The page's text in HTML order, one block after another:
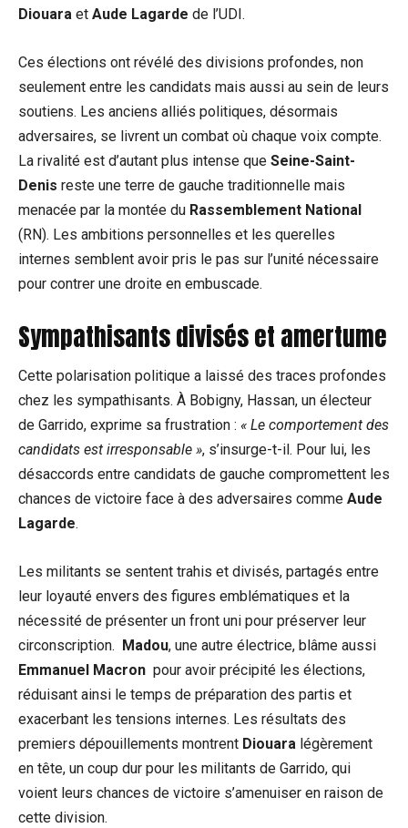
Diouara et Aude Lagarde de l’UDI.
Ces élections ont révélé des ‌divisions profondes, non
seulement entre les candidats mais aussi au sein de leurs
soutiens. Les anciens ⁤alliés politiques, désormais
adversaires, se livrent ‍un combat où chaque voix compte.
La rivalité est d’autant plus intense que Seine-Saint-
Denis reste une terre de ⁤gauche traditionnelle mais
menacée par la ⁣montée‍ du Rassemblement National
(RN). Les ambitions personnelles et les querelles
internes semblent avoir pris le pas sur l’unité nécessaire
pour contrer une droite en embuscade.
Sympathisants divisés et amertume
Cette polarisation⁣ politique a laissé des traces profondes
chez les sympathisants. À Bobigny, Hassan,‍ un‌ électeur
de ​Garrido, exprime sa frustration : « Le comportement des
candidats est ⁣irresponsable », s’insurge-t-il. Pour ⁣lui, les
désaccords entre candidats⁣ de gauche compromettent les
‍chances de victoire face à des adversaires comme Aude
Lagarde.
Les militants se sentent trahis ‍et divisés, partagés ‌entre
leur loyauté envers des figures emblématiques et la
nécessité de présenter ⁢un front uni pour⁤ préserver leur
circonscription. ‍ Madou, ​une autre électrice, blâme aussi
Emmanuel Macron ‌ pour avoir précipité les ⁢élections,
réduisant ainsi le temps ⁤de préparation⁣ des partis et
exacerbant les tensions internes.​ Les résultats ⁣des
premiers dépouillements montrent Diouara ⁢légèrement
en tête, un coup dur pour les militants de Garrido, qui
voient leurs chances de victoire s’amenuiser en raison de
cette division.